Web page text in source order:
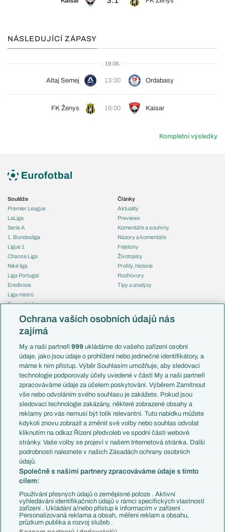
NÁSLEDUJÍCÍ ZÁPASY
19.08.
Altaj Semej 13:00 Ordabasy
FK Ženys 16:00 Kaisar
Kompletní výsledky
Soutěže
Premier League
LaLiga
Serie A
1. Bundesliga
Ligue 1
Chance Liga
Niké liga
Liga Portugal
Eredivisie
Liga mistrů
Evropská liga
Mistrovství světa
Liga národů
Témata
Představení týmů MS
EuroSkauting
PL v kostce
Evropské koeficienty
Přestupy
Přestupové spekulace
Zranění
Kluby
Arsenal FC
Chelsea FC
Manchester United
AC Milán
Juventus FC
Bayern Mnichov
FC Barcelona
Real Madrid
Články
Aktuality
Previews
Komentáře a souhrny
Názory a komentáře
Fejetony
Životopisy
Profily, historie
Rozhovory
Tipy a analýzy
Česko
Francie
Itálie
Německo
Španělsko
Argentina
Brazílie
Přestupy
Zápasy
Livescore
Tipovací soutěž
Ochrana vašich osobních údajů nás
zajímá
My a naši partneři999 ukládáme do vašeho zařízení osobní
údaje, jako jsou údaje o prohlížení nebo jedinečné identifikátory, a
máme k nim přístup. Výběr Souhlasím umožňuje, aby sledovací
technologie podporovaly účely uvedené v části My a naši partneři
zpracováváme údaje za účelem poskytování. Výběrem Zamítnout
vše nebo odvoláním svého souhlasu je zakážete. Pokud jsou
sledovací technologie zakázány, některé zobrazené obsahy a
reklamy pro vás nemusí být tolik relevantní. Tuto nabídku můžete
kdykoli znovu zobrazit a změnit své volby nebo souhlas odvolat
kliknutím na odkaz Řízení předvoleb ve spodní části webové
stránky. Vaše volby se projeví v našem Internetová stránka. Další
podrobnosti naleznete v našich Zásadách ochrany osobních
údajů.
Společně s našimi partnery zpracováváme údaje s tímto
cílem:
Používání přesných údajů o zeměpisné poloze . Aktivní
vyhledávání identifikačních údajů v rámci specifických vlastností
zařízení . Ukládání a/nebo přístup k informacím v zařízení .
Personalizovaná reklama a obsah, měření reklam a obsahu,
průzkum publika a rozvoj služeb .